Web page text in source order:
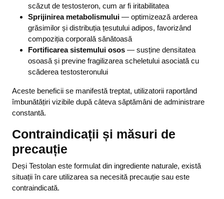
scăzut de testosteron, cum ar fi iritabilitatea
Sprijinirea metabolismului — optimizează arderea
grăsimilor și distribuția țesutului adipos, favorizând
compoziția corporală sănătoasă
Fortificarea sistemului osos — susține densitatea
osoasă și previne fragilizarea scheletului asociată cu
scăderea testosteronului
Aceste beneficii se manifestă treptat, utilizatorii raportând
îmbunătățiri vizibile după câteva săptămâni de administrare
constantă.
Contraindicații și măsuri de
precauție
Deși Testolan este formulat din ingrediente naturale, există
situații în care utilizarea sa necesită precauție sau este
contraindicată.